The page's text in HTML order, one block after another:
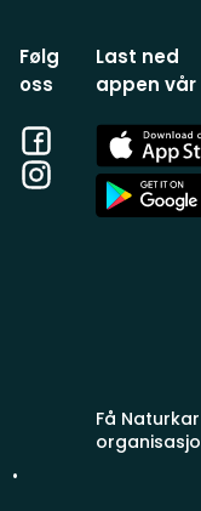
Følg
oss
Facebook
Instagram
Last ned
appen vår
App
Store
App
Store
Få